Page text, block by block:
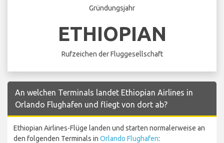
Gründungsjahr
ETHIOPIAN
Rufzeichen der Fluggesellschaft
An welchen Terminals landet Ethiopian Airlines in
Orlando Flughafen und fliegt von dort ab?
Ethiopian Airlines-Flüge landen und starten normalerweise an
den folgenden Terminals in Orlando Flughafen: